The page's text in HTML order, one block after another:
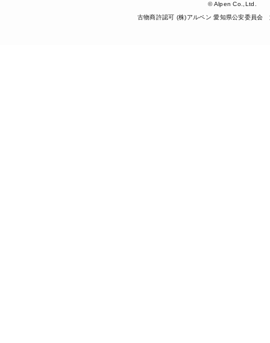
© Alpen Co.,Ltd.
古物商許認可 (株)アルペン 愛知県公安委員